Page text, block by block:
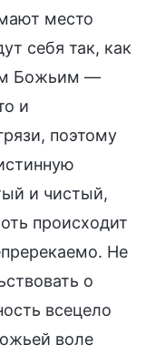
место
себя так, как
Божьим —
и
поэтому
и чистый,
происходит
Не
о
всецело
воле